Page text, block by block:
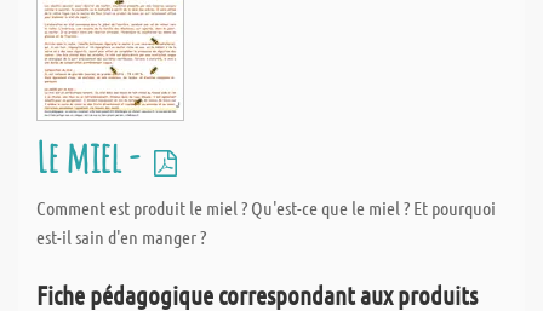
Le miel -
Comment est produit le miel ? Qu'est-ce que le miel ? Et pourquoi
est-il sain d'en manger ?
Fiche pédagogique correspondant aux produits